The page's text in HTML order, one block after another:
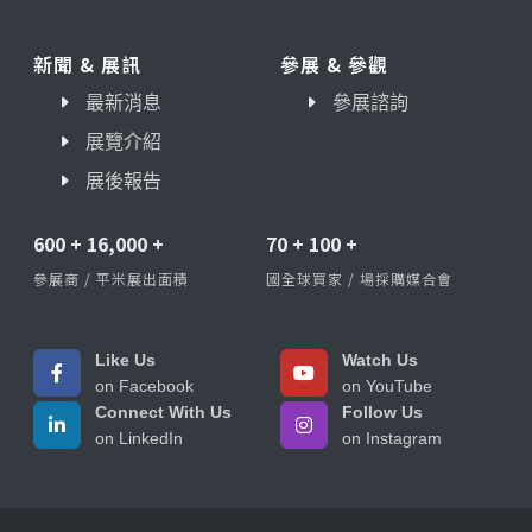
新聞 & 展訊
最新消息
展覽介紹
展後報告
參展 & 參觀
參展諮詢
600 + 16,000 +
參展商 / 平米展出面積
70 + 100 +
國全球買家 / 場採購媒合會
Like Us
on Facebook
Watch Us
on YouTube
Connect With Us
on LinkedIn
Follow Us
on Instagram